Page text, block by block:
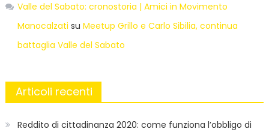
Valle del Sabato: cronostoria | Amici in Movimento
Manocalzati su Meetup Grillo e Carlo Sibilia, continua
battaglia Valle del Sabato
Articoli recenti
Reddito di cittadinanza 2020: come funziona l’obbligo di